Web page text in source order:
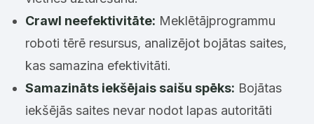
Crawl neefektivitāte: Meklētājprogrammu
roboti tērē resursus, analizējot bojātas saites,
kas samazina efektivitāti.
Samazināts iekšējais saišu spēks: Bojātas
iekšējās saites nevar nodot lapas autoritāti